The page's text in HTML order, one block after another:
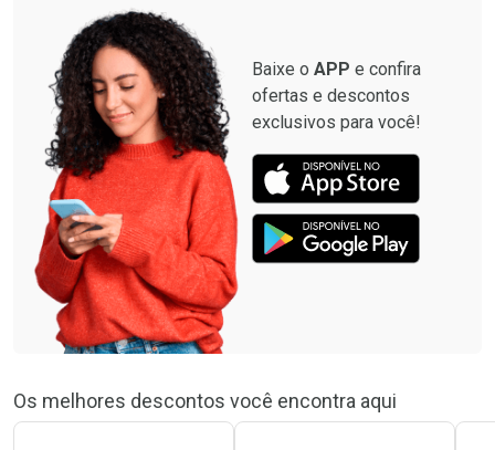
Baixe o APP e confira
ofertas e descontos
exclusivos para você!
Os melhores descontos você encontra aqui